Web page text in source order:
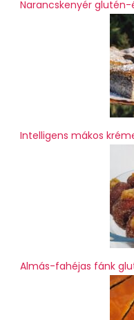
Narancskenyér
Intelligens mákos
Almás-fahéjas fánk